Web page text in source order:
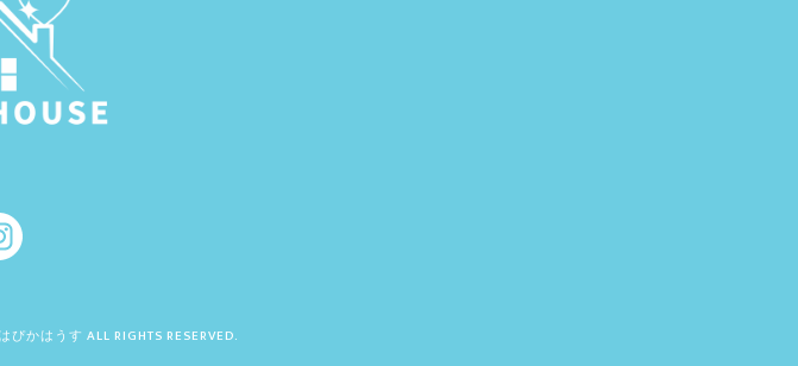
かはうす ALL RIGHTS RESERVED.